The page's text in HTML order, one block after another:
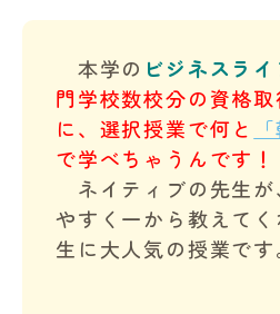
in Campus
総合図書
本学の ビジネスラ
門学校数校分の資格
に、選択授業で何と
で学べちゃうんです！
ネイティブの先生が
やすく一から教えて
生に大人気の授業です